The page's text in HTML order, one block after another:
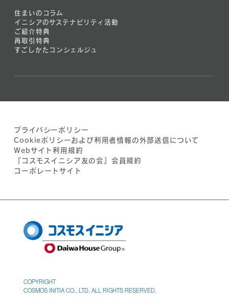
住まいのコラム
イニシアのサステナビリティ活動
ご紹介特典
再取引特典
すごしかたコンシェルジュ
プライバシーポリシー
Cookieポリシーおよび利用者情報の外部送信について
Webサイト利用規約
『コスモスイニシア友の会』会員規約
コーポレートサイト
COPYRIGHT
COSMOS INITIA CO., LTD. ALL RIGHTS RESERVED.